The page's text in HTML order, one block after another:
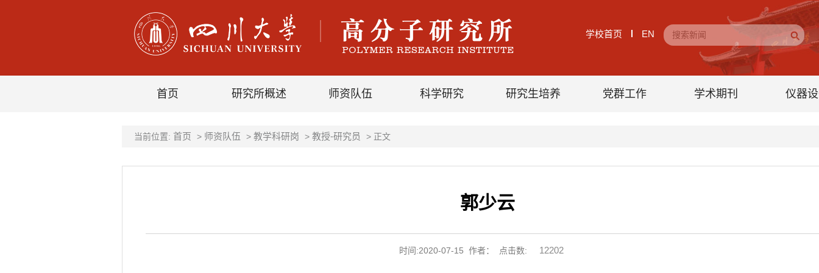
学校首页 EN
首页 研究所概述 师资队伍 科学研究 研究生培养 党群工作 学术期刊 仪器
当前位置: 首页 > 师资队伍 > 教学科研岗 > 教授-研究员 > 正文
郭少云
时间:2020-07-15 作者： 点击数: 12202